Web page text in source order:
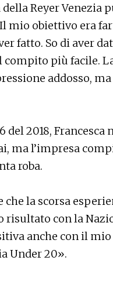
Reyer Venezia
mio obiettivo era
fatto. So di aver
più facile.
addosso,
del 2018, Francesca
ma l’impresa
roba.
la scorsa
risultato con la
anche con il mio
Under 20».